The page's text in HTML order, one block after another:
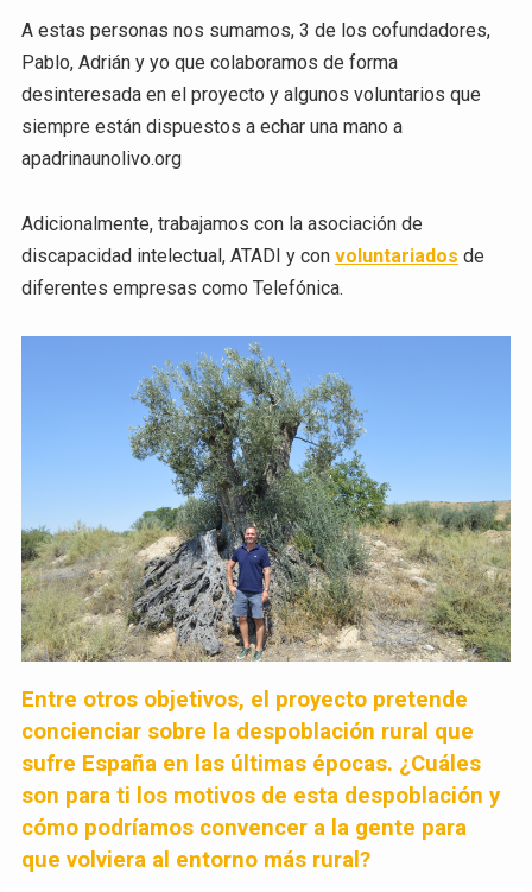
A estas personas nos sumamos, 3 de los cofundadores,
Pablo, Adrián y yo que colaboramos de forma
desinteresada en el proyecto y algunos voluntarios que
siempre están dispuestos a echar una mano a
apadrinaunolivo.org
Adicionalmente, trabajamos con la asociación de
discapacidad intelectual, ATADI y con voluntariados de
diferentes empresas como Telefónica.
Entre otros objetivos, el proyecto pretende
concienciar sobre la despoblación rural que
sufre España en las últimas épocas. ¿Cuáles
son para ti los motivos de esta despoblación y
cómo podríamos convencer a la gente para
que volviera al entorno más rural?